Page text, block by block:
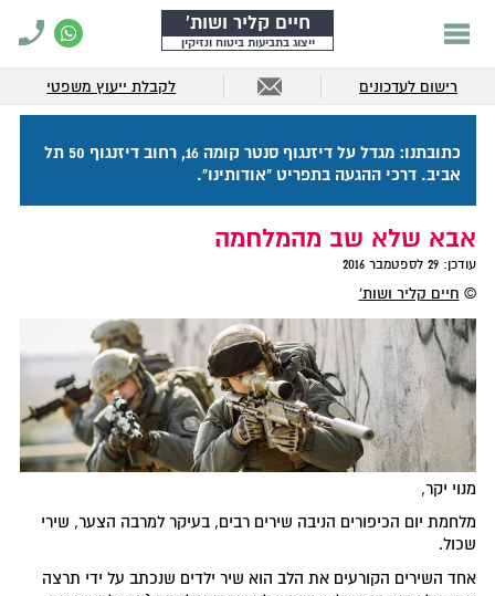
חיים קליר ושות'
ייצוג בתביעות ביטוח ונזיקין
רישום לעדכונים לקבלת ייעוץ משפטי
כתובתנו: מגדל על דיזנגוף סנטר קומה 16, רחוב דיזנגוף 50 תל
אביב. דרכי ההגעה בתפריט "אודותינו".
אבא שלא שב מהמלחמה
עודכן:29 לספטמבר 2016
© חיים קליר ושות'
מנוי יקר,
מלחמת יום הכיפורים הניבה שירים רבים, בעיקר למרבה הצער, שירי
שכול.
אחד השירים הקורעים את הלב הוא שיר ילדים שנכתב על ידי תרצה